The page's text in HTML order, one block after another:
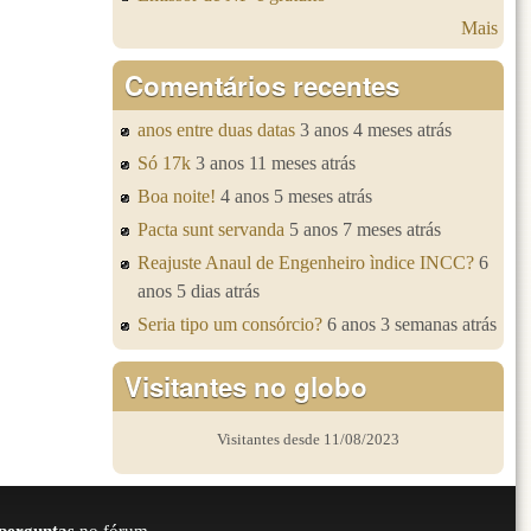
Mais
Comentários recentes
anos entre duas datas 3 anos 4 meses atrás
Só 17k 3 anos 11 meses atrás
Boa noite! 4 anos 5 meses atrás
Pacta sunt servanda 5 anos 7 meses atrás
Reajuste Anaul de Engenheiro ìndice INCC? 6
anos 5 dias atrás
Seria tipo um consórcio? 6 anos 3 semanas atrás
Visitantes no globo
Visitantes desde 11/08/2023